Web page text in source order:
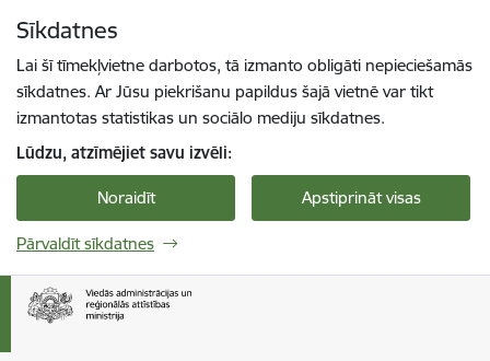
Sīkdatnes
Lai šī tīmekļvietne darbotos, tā izmanto obligāti nepieciešamās
sīkdatnes. Ar Jūsu piekrišanu papildus šajā vietnē var tikt
izmantotas statistikas un sociālo mediju sīkdatnes.
Lūdzu, atzīmējiet savu izvēli:
Noraidīt Apstiprināt visas
Pārvaldīt sīkdatnes